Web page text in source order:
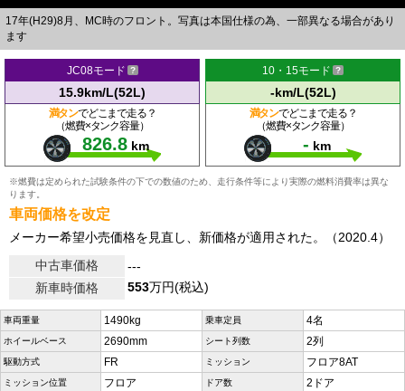
17年(H29)8月、MC時のフロント。写真は本国仕様の為、一部異なる場合があり
ます
JC08モード
15.9km/L(52L)
満タンでどこまで走る？
（燃費×タンク容量）
826.8 km
10・15モード
-km/L(52L)
満タンでどこまで走る？
（燃費×タンク容量）
- km
※燃費は定められた試験条件の下での数値のため、走行条件等により実際の燃料消費率は異な
ります。
車両価格を改定
メーカー希望小売価格を見直し、新価格が適用された。（2020.4）
中古車価格
---
新車時価格
553万円(税込)
車両重量 1490kg 乗車定員 4名
ホイールベース 2690mm シート列数 2列
駆動方式 FR ミッション フロア8AT
ミッション位置 フロア ドア数 2ドア